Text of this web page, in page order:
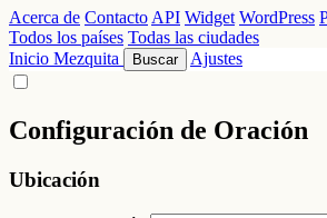
Acerca de ContactoAPI Widget WordPress
Todos los países Todas las ciudades
Inicio Mezquita Buscar Ajustes
Configuración de Oración
Ubicación